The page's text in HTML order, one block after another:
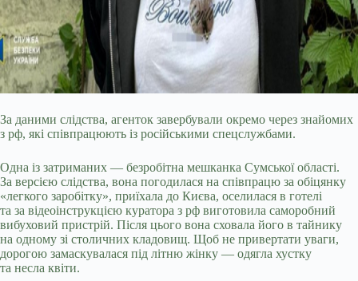
За даними слідства, агенток завербували окремо через знайомих
з рф, які співпрацюють із російськими спецслужбами.
Одна із затриманих — безробітна мешканка Сумської області.
За версією слідства, вона погодилася на співпрацю за обіцянку
«легкого заробітку», приїхала до Києва, оселилася в готелі
та за відеоінструкцією куратора з рф виготовила саморобний
вибуховий пристрій. Після цього вона сховала його в тайнику
на одному зі столичних кладовищ. Щоб не привертати уваги,
дорогою замаскувалася під літню жінку — одягла хустку
та несла квіти.